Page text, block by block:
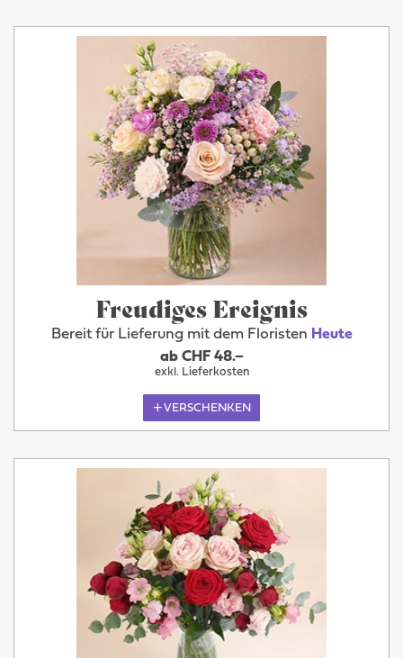
Freudiges Ereignis
Bereit für Lieferung mit dem Floristen Heute
ab CHF 48.–
exkl. Lieferkosten
VERSCHENKEN